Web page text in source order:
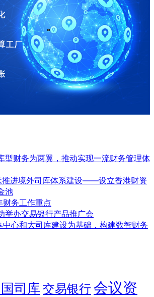
型财务为两翼，推动实现一流财务管理体
推进境外司库体系建设——设立香港财资
池
务工作重点
举办交易银行产品推广会
心和大司库建设为基础，构建数智财务
司库 交易银行会议资